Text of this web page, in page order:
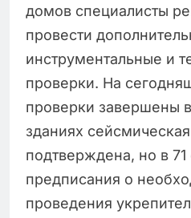
домов специалисты
провести
инструментальные и
проверки. На
проверки завершены
зданиях
подтверждена, но в
предписания о
проведения